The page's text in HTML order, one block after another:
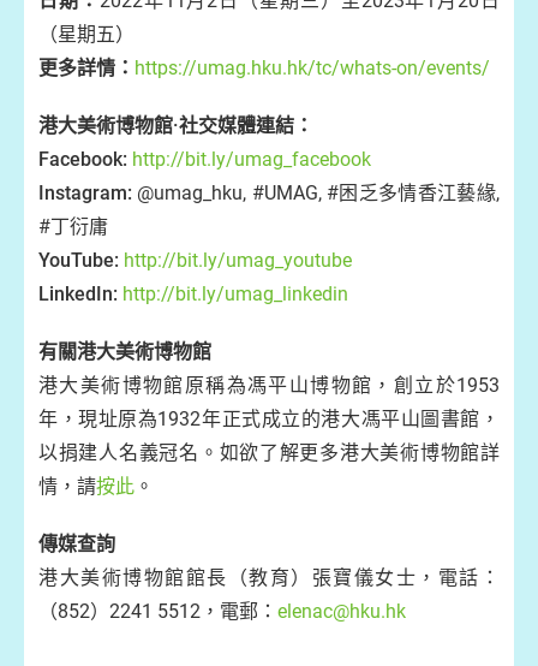
（星期五）
更多詳情： https://umag.hku.hk/tc/whats-on/events/
港大美術博物館·社交媒體連結：
Facebook: http://bit.ly/umag_facebook
Instagram: @umag_hku, #UMAG, #困乏多情香江藝緣,
#丁衍庸
YouTube: http://bit.ly/umag_youtube
LinkedIn: http://bit.ly/umag_linkedin
有關港大美術博物館
港大美術博物館原稱為馮平山博物館，創立於1953
年，現址原為1932年正式成立的港大馮平山圖書館，
以捐建人名義冠名。如欲了解更多港大美術博物館詳
情，請按此 。
傳媒查詢
港大美術博物館館長（教育）張寶儀女士，電話：
（852）2241 5512，電郵： elenac@hku.hk